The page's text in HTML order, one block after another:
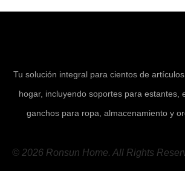
Tu solución integral para cientos de
hogar, incluyendo soportes para estantes,
ganchos para ropa, almacenamiento y
© 2026 Ronsun Home. All Rights